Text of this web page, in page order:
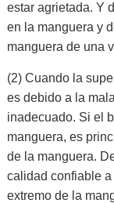
estar agrietada. Y
en la manguera y
manguera de una
(2) Cuando la
es debido a la
inadecuado. Si el
manguera, es
de la manguera.
calidad confiable
extremo de la